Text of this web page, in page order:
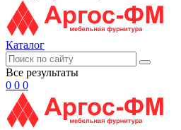
Каталог
Все результаты
0 0 0